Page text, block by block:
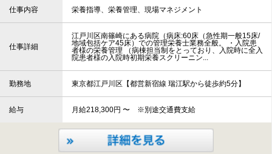
仕事内容 栄養指導、栄養管理、現場マネジメント
仕事詳細
江戸川区南篠崎にある病院（病床:60床（急性期一般15床/
地域包括ケア45床）での管理栄養士業務全般。 ・入院患
者様の栄養管理 （病棟担当制をとっており、入院時に全入
院患者様の入院時初期栄養スクリーニン...
勤務地 東京都江戸川区【都営新宿線 瑞江駅から徒歩約5分】
給与 月給218,300円 〜 ※別途交通費支給